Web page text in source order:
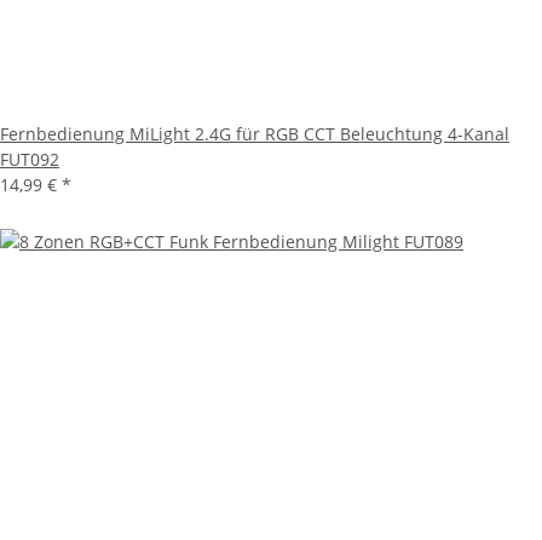
Fernbedienung MiLight 2.4G für RGB CCT Beleuchtung 4-Kanal
FUT092
14,99 € *